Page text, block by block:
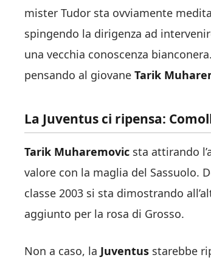
mister Tudor sta ovviamente
spingendo la dirigenza ad
una vecchia conoscenza
pensando al giovane Tarik
La Juventus ci ripensa:
Tarik Muharemovic sta attirando
valore con la maglia del Sassuolo.
classe 2003 si sta dimostrando
aggiunto per la rosa di Grosso.
Non a caso, la Juventus starebbe